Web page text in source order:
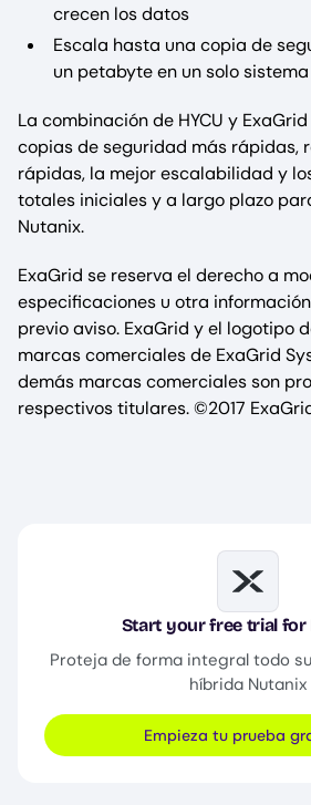
crecen los datos
Escala hasta una copia de
un petabyte en un solo sistema
La combinación de HYCU y
copias de seguridad más rápidas,
rápidas, la mejor escalabilidad y
totales iniciales y a largo plazo
Nutanix.
ExaGrid se reserva el derecho a
especificaciones u otra
previo aviso. ExaGrid y el logotipo
marcas comerciales de ExaGrid
demás marcas comerciales son
respectivos titulares. ©2017
Image
Start your free trial for
Proteja de forma integral todo
híbrida Nutanix
Empieza tu prueba